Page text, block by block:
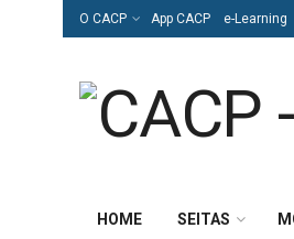
O CACP App CACP e-Learning
HOME SEITAS